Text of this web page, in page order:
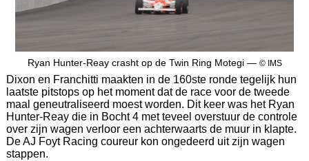
Ryan Hunter-Reay crasht op de Twin Ring Motegi — © IMS
Dixon en Franchitti maakten in de 160ste ronde tegelijk hun
laatste pitstops op het moment dat de race voor de tweede
maal geneutraliseerd moest worden. Dit keer was het Ryan
Hunter-Reay die in Bocht 4 met teveel overstuur de controle
over zijn wagen verloor een achterwaarts de muur in klapte.
De AJ Foyt Racing coureur kon ongedeerd uit zijn wagen
stappen.